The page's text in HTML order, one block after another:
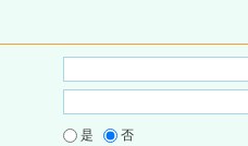
是 否